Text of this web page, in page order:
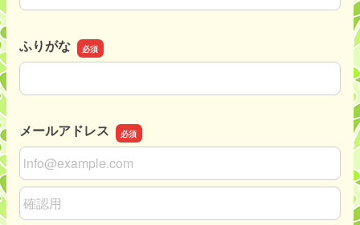
ふりがな
ふりがな
メールアドレス
メールアドレス
メールアドレスの確認用